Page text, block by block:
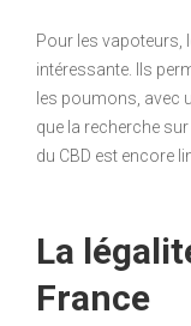
Pour les vapoteurs,
intéressante. Ils
les poumons, avec
que la recherche
du CBD est encore
La
France